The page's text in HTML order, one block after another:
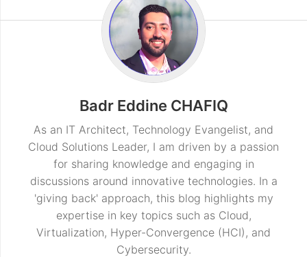
Badr Eddine CHAFIQ
As an IT Architect, Technology Evangelist, and
Cloud Solutions Leader, I am driven by a passion
for sharing knowledge and engaging in
discussions around innovative technologies. In a
'giving back' approach, this blog highlights my
expertise in key topics such as Cloud,
Virtualization, Hyper-Convergence (HCI), and
Cybersecurity.